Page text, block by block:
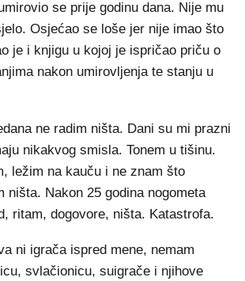
se prije godinu dana. Nije mu
Osjećao se loše jer nije imao što
je i knjigu u kojoj je ispričao priču o
nakon umirovljenja te stanju u
ne radim ništa. Dani su mi prazni
nikakvog smisla. Tonem u tišinu.
ležim na kauču i ne znam što
ništa. Nakon 25 godina nogometa
ritam, dogovore, ništa. Katastrofa.
ni igrača ispred mene, nemam
svlačionicu, suigrače i njihove